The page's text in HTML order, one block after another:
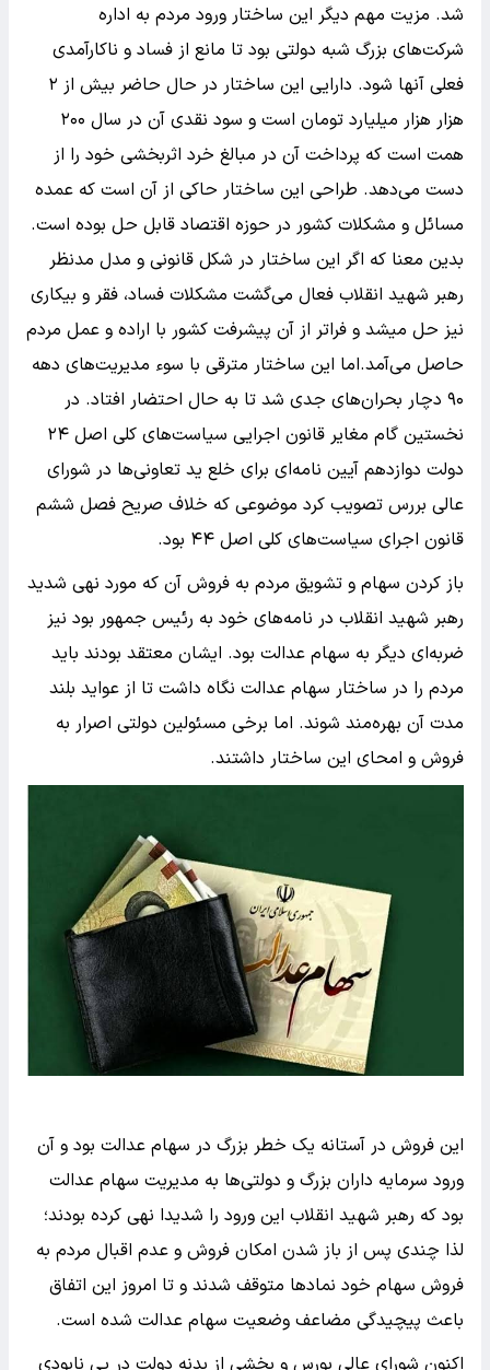
شد. مزیت مهم دیگر این ساختار ورود مردم به اداره
شرکت‌های بزرگ شبه دولتی بود تا مانع از فساد و ناکارآمدی
فعلی آنها شود. دارایی این ساختار در حال حاضر بیش از ۲
هزار هزار میلیارد تومان است و سود نقدی آن در سال ۲۰۰
همت است که پرداخت آن در مبالغ خرد اثربخشی خود را از
دست می‌دهد. طراحی این ساختار حاکی از آن است که عمده
مسائل و مشکلات کشور در حوزه اقتصاد قابل حل بوده است.
بدین معنا که اگر این ساختار در شکل قانونی و مدل مدنظر
رهبر شهید انقلاب فعال می‌گشت مشکلات فساد، فقر و بیکاری
نیز حل میشد و فراتر از آن پیشرفت کشور با اراده و عمل مردم
حاصل می‌آمد.اما این ساختار مترقی با سوء مدیریت‌های دهه
۹۰ دچار بحران‌های جدی شد تا به حال احتضار افتاد. در
نخستین گام مغایر قانون اجرایی سیاست‌های کلی اصل ۲۴
دولت دوازدهم آیین نامه‌ای برای خلع ید تعاونی‌ها در شورای
عالی بررس تصویب کرد موضوعی که خلاف صریح فصل ششم
قانون اجرای سیاست‌های کلی اصل ۴۴ بود.
باز کردن سهام و تشویق مردم به فروش آن که مورد نهی شدید
رهبر شهید انقلاب در نامه‌های خود به رئیس جمهور بود نیز
ضربه‌ای دیگر به سهام عدالت بود. ایشان معتقد بودند باید
مردم را در ساختار سهام عدالت نگاه داشت تا از عواید بلند
مدت آن بهره‌مند شوند. اما برخی مسئولین دولتی اصرار به
فروش و امحای این ساختار داشتند.
این فروش در آستانه یک خطر بزرگ در سهام عدالت بود و آن
ورود سرمایه داران بزرگ و دولتی‌ها به مدیریت سهام عدالت
بود که رهبر شهید انقلاب این ورود را شدیدا نهی کرده بودند؛
لذا چندی پس از باز شدن امکان فروش و عدم اقبال مردم به
فروش سهام خود نماد‌ها متوقف شدند و تا امروز این اتفاق
باعث پیچیدگی مضاعف وضعیت سهام عدالت شده است.